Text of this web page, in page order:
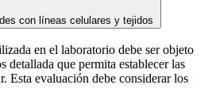
con líneas celulares y tejidos
en el laboratorio debe ser objeto
detallada que permita establecer las
Esta evaluación debe considerar los